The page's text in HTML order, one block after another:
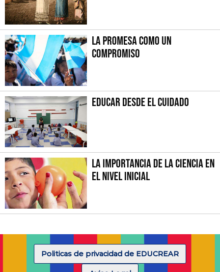
La promesa como un
compromiso
Educar desde el cuidado
La importancia de la Ciencia en
el Nivel Inicial
Politicas de privacidad de EDUCREAR